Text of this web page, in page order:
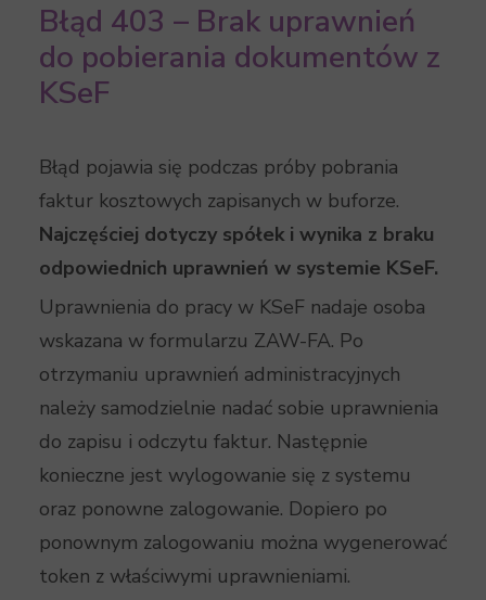
Błąd 403 – Brak uprawnień
do pobierania dokumentów z
KSeF
Błąd pojawia się podczas próby pobrania
faktur kosztowych zapisanych w buforze.
Najczęściej dotyczy spółek i wynika z braku
odpowiednich uprawnień w systemie KSeF.
Uprawnienia do pracy w KSeF nadaje osoba
wskazana w formularzu ZAW-FA. Po
otrzymaniu uprawnień administracyjnych
należy samodzielnie nadać sobie uprawnienia
do zapisu i odczytu faktur. Następnie
konieczne jest wylogowanie się z systemu
oraz ponowne zalogowanie. Dopiero po
ponownym zalogowaniu można wygenerować
token z właściwymi uprawnieniami.